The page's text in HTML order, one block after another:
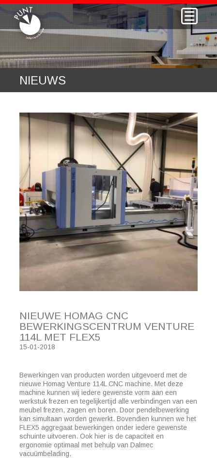
NIEUWS
NIEUWE HOMAG CNC
BEWERKINGSCENTRUM VENTURE
114L MET FLEX5
15-01-2018
Bewerkingen van producten worden uitgevoerd met de
nieuwe Homag Venture 114L CNC machine. Met deze
machine kunnen wij iedere gewenste vorm aan een
werkstuk frezen en tegelijkertijd alle verbindingen van een
meubel frezen, zagen en boren. Door pendelbewerking
kan simultaan worden gewerkt. Bovendien kunnen we het
FLEX5 aggregaat bewerkingen onder iedere gewenste
schuinte uitvoeren. Ook hier is de capaciteit en
ergonomie optimaal met behulp van Dalmec
vacuümbelading.